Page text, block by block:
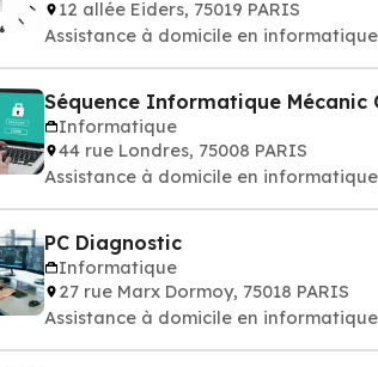
12 allée Eiders, 75019 PARIS
Assistance à domicile en
Séquence Informatique Mécanic
Informatique
44 rue Londres, 75008 PARIS
Assistance à domicile en
PC Diagnostic
Informatique
27 rue Marx Dormoy, 75018 PARIS
Assistance à domicile en